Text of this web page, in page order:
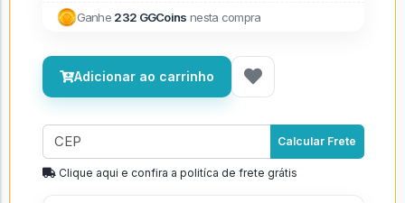
Ganhe 232 GGCoins nesta compra
Adicionar ao carrinho
Calcular Frete
Clique aqui e confira a politíca de frete grátis